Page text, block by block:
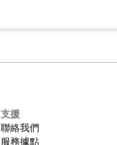
支援
聯絡我們
服務據點